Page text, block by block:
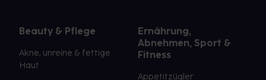
Beauty & Pflege
Akne, unreine & fettige
Haut
Ernährung,
Abnehmen, Sport &
Fitness
Appetitzügler